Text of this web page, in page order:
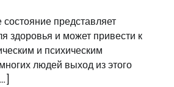
представляет
здоровья и может привести к
и психическим
людей выход из этого